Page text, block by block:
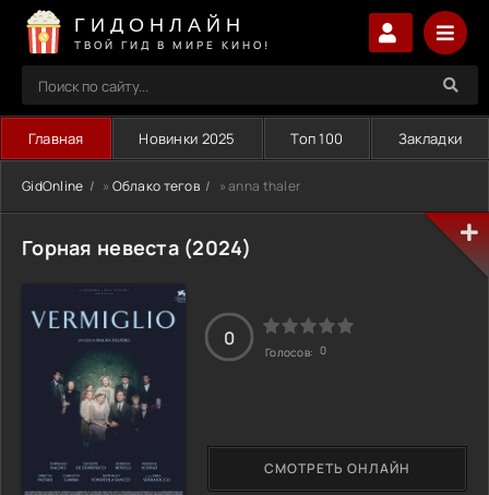
ГИДОНЛАЙН
ТВОЙ ГИД В МИРЕ КИНО!
Главная Новинки 2025 Топ 100 Закладки
GidOnline » Облако тегов » anna thaler
Горная невеста (2024)
СМОТРЕТЬ ОНЛАЙН
0
Голосов: 0